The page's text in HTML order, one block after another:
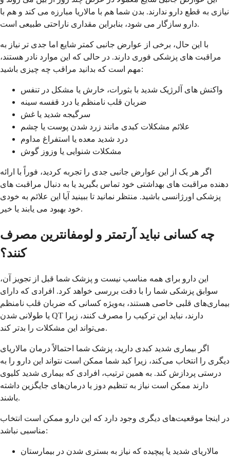
نیازی به قطع دارو ندارند. بدن شما هم با مالاریا مبارزه می کند و هم با
دارو سازگار می شود، بنابراین مقداری ناراحتی طبیعی است.
با این حال، برخی از عوارض جانبی کمتر شایع اما جدی تر نیاز به
مراقبت های پزشکی فوری دارند. در حالی که این موارد نادر هستند،
مهم است که بدانید مراقب چه چیزی باشید:
واکنش های آلرژیک شدید با بثورات، خارش یا مشکل در تنفس
ضربان قلب نامنظم یا درد قفسه سینه
سرگیجه شدید یا غش
علائم مشکلات کبدی مانند زرد شدن پوست یا چشم
درد شدید معده یا استفراغ مداوم
مشکلات شنوایی یا وزوز گوش
اگر هر یک از این عوارض جانبی جدی را تجربه کردید، فوراً با ارائه
دهنده مراقبت های بهداشتی خود تماس بگیرید یا به دنبال مراقبت های
پزشکی اورژانسی باشید. منتظر نمانید تا ببینید آیا این علائم به خودی
خود بهبود می یابند یا خیر.
چه کسانی نباید آرتمتر و لومفانترین مصرف
کنند؟
این دارو برای همه مناسب نیست و پزشک شما قبل از تجویز آن،
سوابق پزشکی شما را با دقت بررسی خواهد کرد. افرادی که دارای
بیماری‌های قلبی خاصی هستند، به‌ویژه کسانی که ضربان قلب نامنظم
یا طولانی شدن QT دارند، نباید این ترکیب را مصرف کنند، زیرا
می‌تواند این مشکلات را بدتر کند.
اگر بیماری شدید کبدی دارید، پزشک شما احتمالاً درمان مالاریای
دیگری را انتخاب می‌کند، زیرا کبد شما ممکن است نتواند این دارو را به
درستی پردازش کند. به همین ترتیب، افرادی که بیماری شدید کلیوی
دارند ممکن است نیاز به تنظیم دوز یا درمان‌های جایگزین داشته
باشند.
در اینجا موقعیت‌های دیگری وجود دارد که این دارو ممکن است انتخاب
مناسبی نباشد:
مالاریای شدید یا پیچیده که نیاز به بستری شدن در بیمارستان